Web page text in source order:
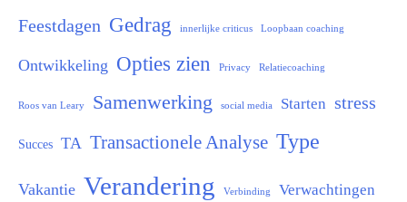
Feestdagen Gedrag innerlijke criticus Loopbaan coaching
Ontwikkeling Opties zien Privacy Relatiecoaching
Roos van Leary Samenwerking social media Starten stress
Succes TA Transactionele Analyse Type
Vakantie Verandering Verbinding Verwachtingen